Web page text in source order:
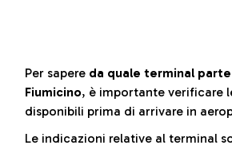
Per sapere da quale terminal
Fiumicino, è importante verificare
disponibili prima di arrivare in
Le indicazioni relative al terminal